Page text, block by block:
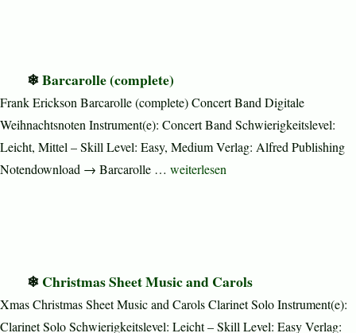
Barcarolle (complete)
Frank Erickson Barcarolle (complete) Concert Band Digitale
Weihnachtsnoten Instrument(e): Concert Band Schwierigkeitslevel:
Leicht, Mittel – Skill Level: Easy, Medium Verlag: Alfred Publishing
Notendownload → Barcarolle … „Barcarolle (complete)“
weiterlesen
Christmas Sheet Music and Carols
Xmas Christmas Sheet Music and Carols Clarinet Solo Instrument(e):
Clarinet Solo Schwierigkeitslevel: Leicht – Skill Level: Easy Verlag: